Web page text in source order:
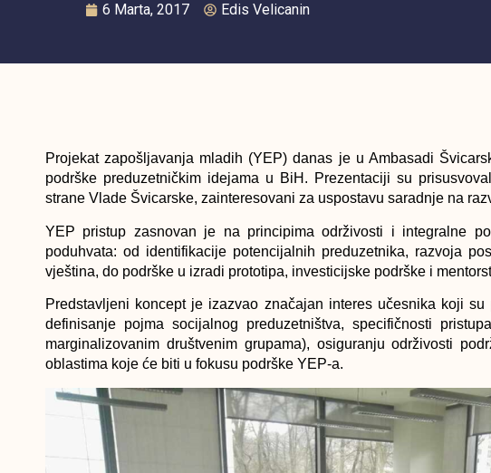
6 Marta, 2017 Edis Velicanin
Projekat zapošljavanja mladih (YEP) danas je u Ambasadi
podrške preduzetničkim idejama u BiH. Prezentaciji su
strane Vlade Švicarske, zainteresovani za uspostavu saradnje na
YEP pristup zasnovan je na principima održivosti i integralne
poduhvata: od identifikacije potencijalnih preduzetnika, razvoja
vještina, do podrške u izradi prototipa, investicijske podrške i
Predstavljeni koncept je izazvao značajan interes učesnika koji
definisanje pojma socijalnog preduzetništva, specifičnosti
marginalizovanim društvenim grupama), osiguranju održivosti
oblastima koje će biti u fokusu podrške YEP-a.